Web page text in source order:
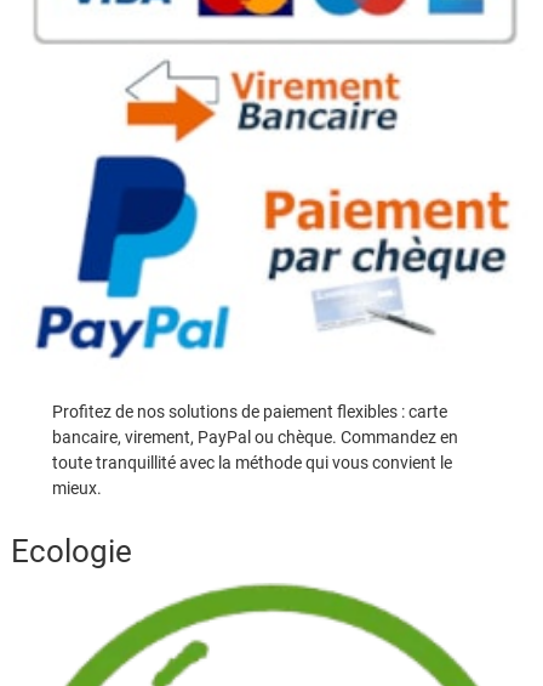
Profitez de nos solutions de paiement flexibles : carte
bancaire, virement, PayPal ou chèque. Commandez en
toute tranquillité avec la méthode qui vous convient le
mieux.
Ecologie